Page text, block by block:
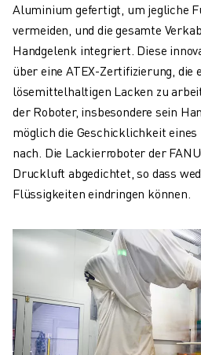
Aluminium gefertigt, um jegliche
vermeiden, und die gesamte
Handgelenk integriert. Diese
über eine ATEX-Zertifizierung,
lösemittelhaltigen Lacken zu
der Roboter, insbesondere sein
möglich die Geschicklichkeit
nach. Die Lackierroboter der
Druckluft abgedichtet, so dass
Flüssigkeiten eindringen können.